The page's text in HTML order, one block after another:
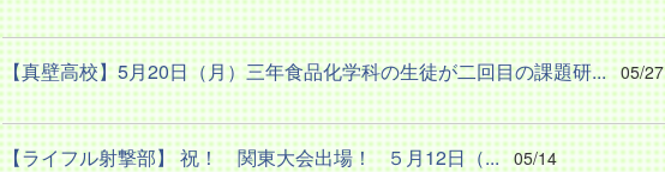
【真壁高校】5月20日（月）三年食品化学科の生徒が二回目の課題研... 05/27
【ライフル射撃部】 祝！ 関東大会出場！ ５月12日（... 05/14